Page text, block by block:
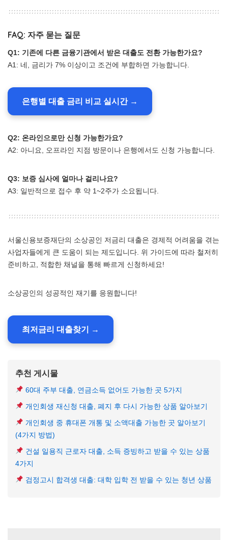
FAQ: 자주 묻는 질문
Q1: 기존에 다른 금융기관에서 받은 대출도 전환 가능한가요?
A1: 네, 금리가 7% 이상이고 조건에 부합하면 가능합니다.
은행별 대출 금리 비교 실시간 →
Q2: 온라인으로만 신청 가능한가요?
A2: 아니요, 오프라인 지점 방문이나 은행에서도 신청 가능합니다.
Q3: 보증 심사에 얼마나 걸리나요?
A3: 일반적으로 접수 후 약 1~2주가 소요됩니다.
서울신용보증재단의 소상공인 저금리 대출은 경제적 어려움을 겪는
사업자들에게 큰 도움이 되는 제도입니다. 위 가이드에 따라 철저히
준비하고, 적합한 채널을 통해 빠르게 신청하세요!
소상공인의 성공적인 재기를 응원합니다!
최저금리 대출찾기 →
추천 게시물
60대 주부 대출, 연금소득 없어도 가능한 곳 5가지
개인회생 재신청 대출, 폐지 후 다시 가능한 상품 알아보기
개인회생 중 휴대폰 개통 및 소액대출 가능한 곳 알아보기
(4가지 방법)
건설 일용직 근로자 대출, 소득 증빙하고 받을 수 있는 상품
4가지
검정고시 합격생 대출: 대학 입학 전 받을 수 있는 청년 상품